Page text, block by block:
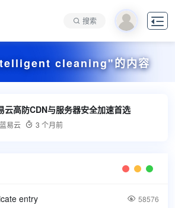
搜索 
cleaning"的内容
云高防CDN与服务器安全加速首选
蓝易云  3 个月前
entry  58576